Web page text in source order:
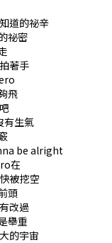
道的祕辛
祕密
著手
飛
有生氣
be alright
在
被挖空
頭
改過
舉重
的宇宙